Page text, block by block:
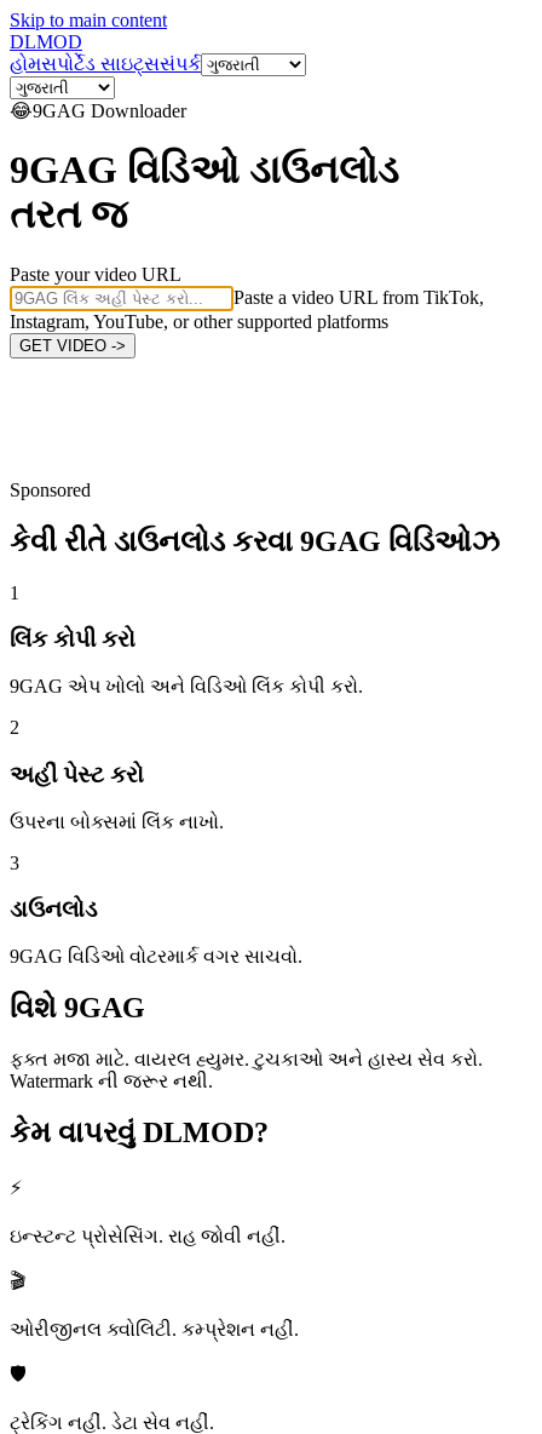
Skip to main content
DLMOD
હોમસપોર્ટેડ સાઇટ્સસંપર્ક
😂9GAG Downloader
9GAG વિડિઓ ડાઉનલોડ
તરત જ
Paste your video URL
Paste a video URL from TikTok,
Instagram, YouTube, or other supported platforms
GET VIDEO ->
Sponsored
કેવી રીતે ડાઉનલોડ કરવા 9GAG વિડિઓઝ
1
લિંક કોપી કરો
9GAG એપ ખોલો અને વિડિઓ લિંક કોપી કરો.
2
અહીં પેસ્ટ કરો
ઉપરના બોક્સમાં લિંક નાખો.
3
ડાઉનલોડ
9GAG વિડિઓ વોટરમાર્ક વગર સાચવો.
વિશે 9GAG
ફક્ત મજા માટે. વાયરલ હ્યુમર. ટુચકાઓ અને હાસ્ય સેવ કરો.
Watermark ની જરૂર નથી.
કેમ વાપરવું DLMOD?
⚡
ઇન્સ્ટન્ટ પ્રોસેસિંગ. રાહ જોવી નહીં.
🎬
ઓરીજીનલ ક્વોલિટી. કમ્પ્રેશન નહીં.
🛡️
ટ્રેકિંગ નહીં. ડેટા સેવ નહીં.